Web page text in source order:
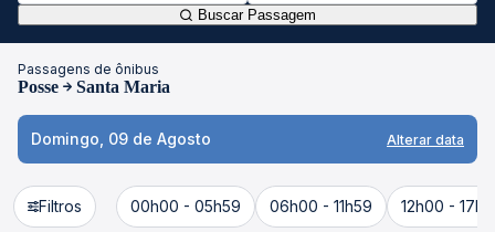
Buscar Passagem
Passagens de ônibus
Posse Santa Maria
Domingo, 09 de Agosto Alterar data
Filtros 00h00 - 05h59 06h00 - 11h59 12h00 -